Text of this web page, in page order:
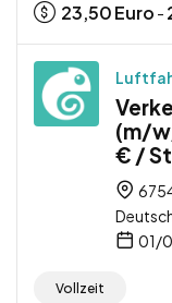
23,50Euro -
(m/
€ /
01/
Vollzeit